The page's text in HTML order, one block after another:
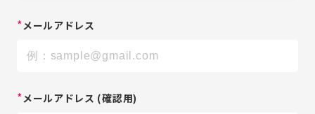
*メールアドレス
*メールアドレス (確認用)